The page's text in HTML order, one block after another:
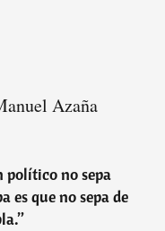
Azaña
político no sepa
es que no sepa de
”